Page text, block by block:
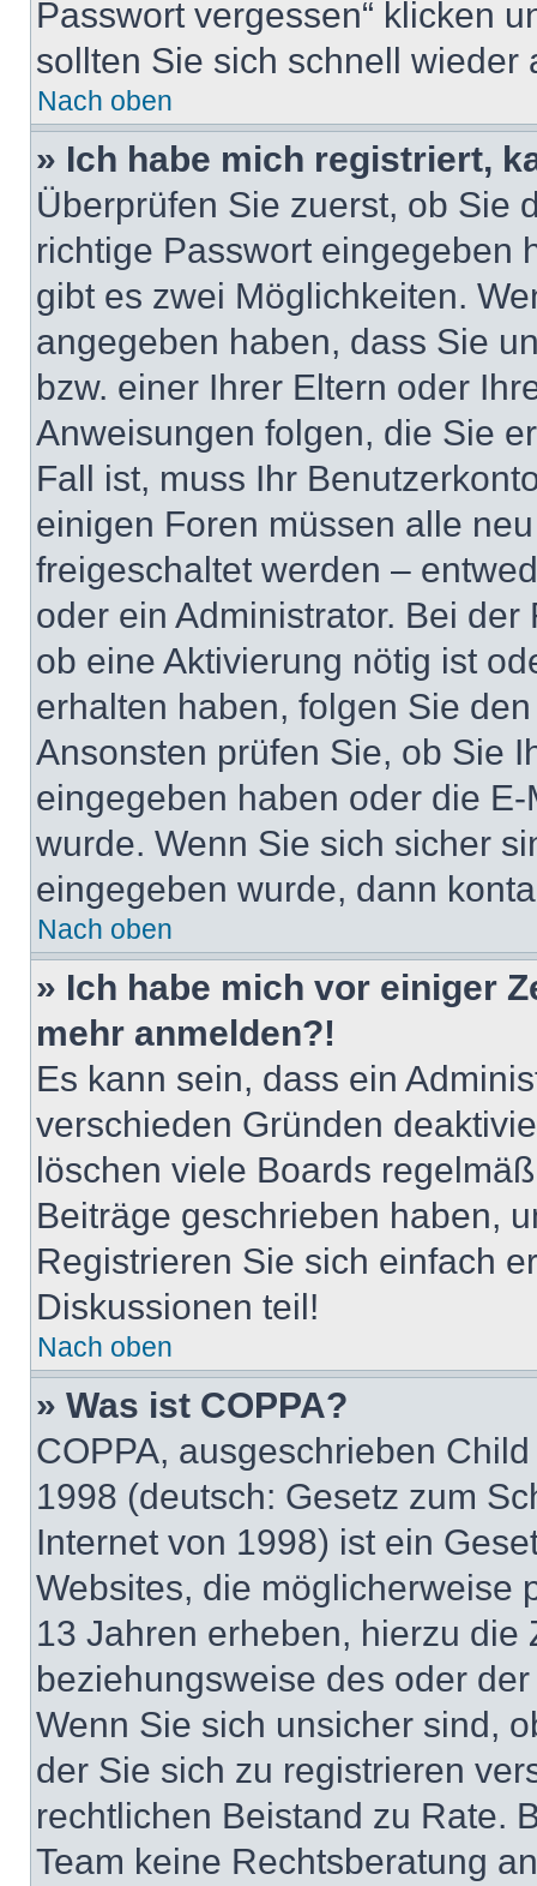
Passwort vergessen“ klicken
sollten Sie sich schnell wieder
Nach oben
» Ich habe mich registriert,
Überprüfen Sie zuerst, ob Sie
richtige Passwort eingegeben
gibt es zwei Möglichkeiten.
angegeben haben, dass Sie
bzw. einer Ihrer Eltern oder
Anweisungen folgen, die Sie
Fall ist, muss Ihr
einigen Foren müssen alle
freigeschaltet werden –
oder ein Administrator. Bei
ob eine Aktivierung nötig ist
erhalten haben, folgen Sie
Ansonsten prüfen Sie, ob Sie
eingegeben haben oder die
wurde. Wenn Sie sich sicher
eingegeben wurde, dann
Nach oben
» Ich habe mich vor einiger
mehr anmelden?!
Es kann sein, dass ein
verschieden Gründen
löschen viele Boards
Beiträge geschrieben haben,
Registrieren Sie sich einfach
Diskussionen teil!
Nach oben
» Was ist COPPA?
COPPA, ausgeschrieben
1998 (deutsch: Gesetz zum
Internet von 1998) ist ein
Websites, die möglicherweise
13 Jahren erheben, hierzu die
beziehungsweise des oder
Wenn Sie sich unsicher sind,
der Sie sich zu registrieren
rechtlichen Beistand zu Rate.
Team keine Rechtsberatung